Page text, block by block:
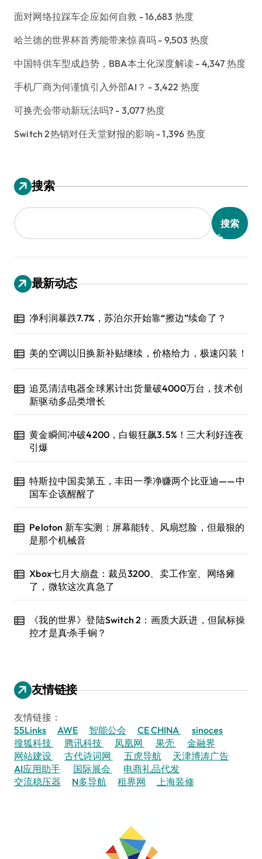
面对网络拉踩车企应如何自救 - 16,683 热度
哈兰德的世界杯首秀能带来惊喜吗 - 9,503 热度
中国特供车型成趋势，BBA本土化深度解读 - 4,347 热度
手机厂商为何谨慎引入外部AI？ - 3,422 热度
可换壳会带动新玩法吗? - 3,077 热度
Switch 2热销对任天堂财报的影响 - 1,396 热度
搜索
搜索
最新动态
净利润暴跌7.7%，苏泊尔开始靠“擦边”续命了？
美的空调以旧换新补贴继续，价格给力，极速闪装！
追觅清洁电器全球累计出货量破4000万台，技术创
新驱动多品类增长
黄金瞬间冲破4200，白银狂飙3.5%！三大利好连夜
引爆
特斯拉中国卖第五，丰田一季净赚两个比亚迪——中
国车企该醒醒了
Peloton 新车实测：屏幕能转、风扇怼脸，但最狠的
是那个机械音
Xbox七月大崩盘：裁员3200、卖工作室、网络瘫
了，微软这次真急了
《我的世界》登陆Switch 2：画质大跃进，但鼠标操
控才是真·杀手锏？
友情链接
友情链接：
55Links
AWE 智能公会 CE CHINA
sinoces
搜狐科技
腾讯科技 凤凰网 果壳
金融界
网站建设
古代诗词网 五虎导航
天津博涛广告
AI应用助手
国际展会
电商礼品代发
交流稳压器
N多导航 租界网 上海装修